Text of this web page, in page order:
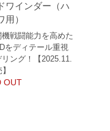
ワインダー（ハ
用）
戦闘能力を高めた
をディテール重視
ング！【2025.11.
OUT